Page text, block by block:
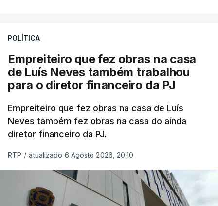
POLÍTICA
Empreiteiro que fez obras na casa
de Luís Neves também trabalhou
para o diretor financeiro da PJ
Empreiteiro que fez obras na casa de Luís
Neves também fez obras na casa do ainda
diretor financeiro da PJ.
RTP / atualizado 6 Agosto 2026, 20:10